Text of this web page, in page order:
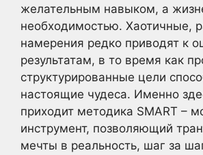
желательным навыком, а
необходимостью. Хаотичные,
намерения редко приводят к
результатам, в то время как
структурированные цели
настоящие чудеса. Именно
приходит методика SMART –
инструмент, позволяющий
мечты в реальность, шаг за